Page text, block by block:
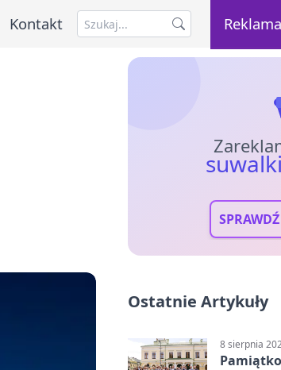
Kontakt
Ostatnie Artykuły
8 sierpnia